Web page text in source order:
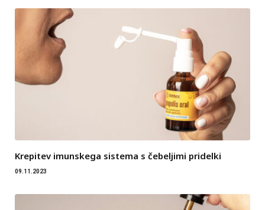
Krepitev imunskega sistema s čebeljimi pridelki
09.11.2023